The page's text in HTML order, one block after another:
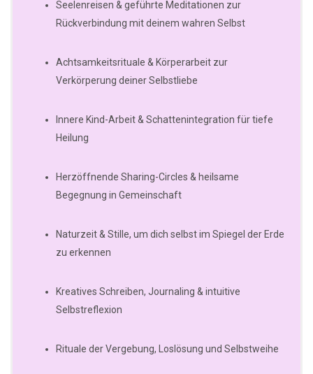
Seelenreisen & geführte Meditationen zur
Rückverbindung mit deinem wahren Selbst
Achtsamkeitsrituale & Körperarbeit zur
Verkörperung deiner Selbstliebe
Innere Kind-Arbeit & Schattenintegration für tiefe
Heilung
Herzöffnende Sharing-Circles & heilsame
Begegnung in Gemeinschaft
Naturzeit & Stille, um dich selbst im Spiegel der Erde
zu erkennen
Kreatives Schreiben, Journaling & intuitive
Selbstreflexion
Rituale der Vergebung, Loslösung und Selbstweihe